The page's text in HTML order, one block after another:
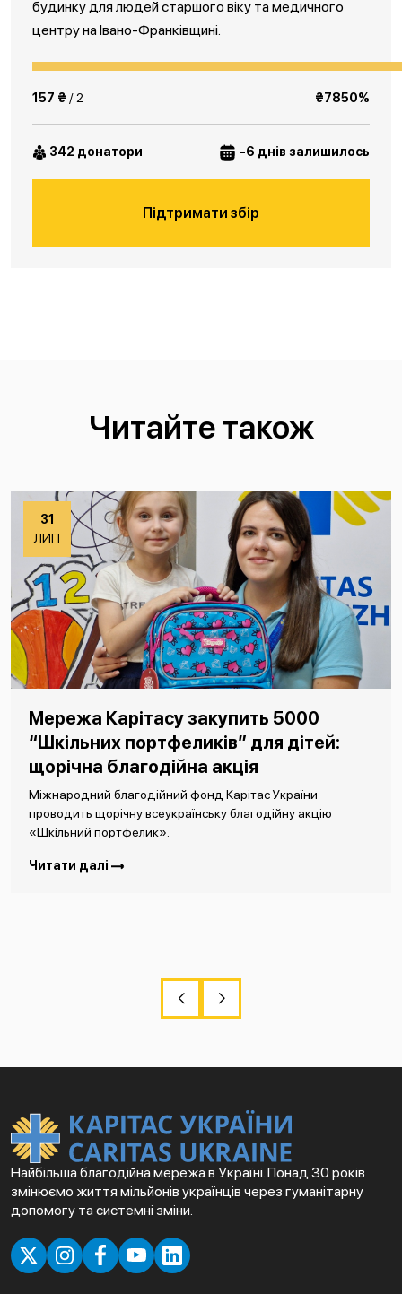
будинку для людей старшого віку та медичного
центру на Івано-Франківщині.
157 ₴ / 2 ₴7850%
342 донатори -6 днів залишилось
Підтримати збір
Читайте також
31
ЛИП
Мережа Карітасу закупить 5000
“Шкільних портфеликів” для дітей:
щорічна благодійна акція
Міжнародний благодійний фонд Карітас України
проводить щорічну всеукраїнську благодійну акцію
«Шкільний портфелик».
Читати далі
Найбільша благодійна мережа в Україні. Понад 30 років
змінюємо життя мільйонів українців через гуманітарну
допомогу та системні зміни.